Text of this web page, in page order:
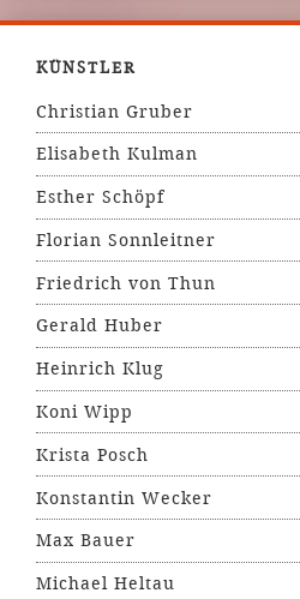
KÜNSTLER
Christian Gruber
Elisabeth Kulman
Esther Schöpf
Florian Sonnleitner
Friedrich von Thun
Gerald Huber
Heinrich Klug
Koni Wipp
Krista Posch
Konstantin Wecker
Max Bauer
Michael Heltau